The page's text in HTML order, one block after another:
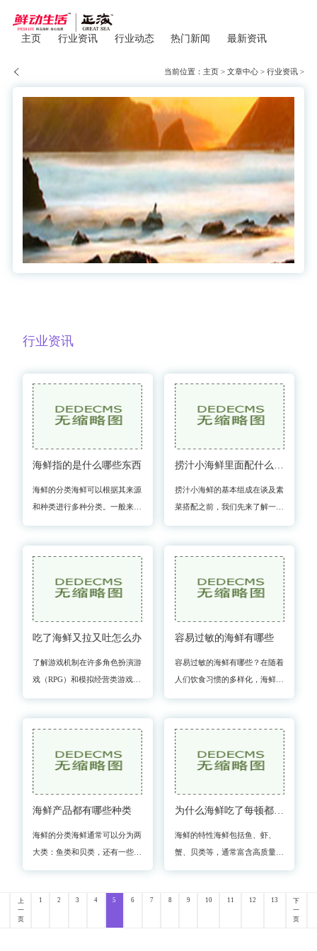
主页 行业资讯 行业动态 热门新闻 最新资讯
当前位置：主页 >文章中心 >行业资讯 >
行业资讯
海鲜指的是什么哪些东西
海鲜的分类海鲜可以根据其来源
和种类进行多种分类。一般来
类繁多，营养丰富。常见的鱼类
包括鲑鱼：富含Omega-3脂肪酸
捞汁小海鲜里面配什么素菜
捞汁小海鲜的基本组成在谈及素
菜搭配之前，我们先来了解一下
扇贝、贝类等。调味汁：通常由
香油、蒜蓉、辣椒、酱油
吃了海鲜又拉又吐怎么办
了解游戏机制在许多角色扮演游
戏（RPG）和模拟经营类游戏
的食材，虽然在游戏中可能提供
增益效果，但同时也可能引发
容易过敏的海鲜有哪些
容易过敏的海鲜有哪些？在随着
人们饮食习惯的多样化，海鲜成
关注。海鲜过敏不仅会影响人们
的生活质量，甚至在严重的
海鲜产品都有哪些种类
海鲜的分类海鲜通常可以分为两
大类：鱼类和贝类，还有一些其
他的海洋生物，如甲壳类和海藻
一类，按其栖息环境可分为海水
为什么海鲜吃了每顿都拉肚子
海鲜的特性海鲜包括鱼、虾、
蟹、贝类等，通常富含高质量的
蛋白质、维生素、矿物质和
使其成为某些健康问题的源头。
上
一
页
1 2 3 4 5 6 7 8 9 10 11 12 13
下
一
页